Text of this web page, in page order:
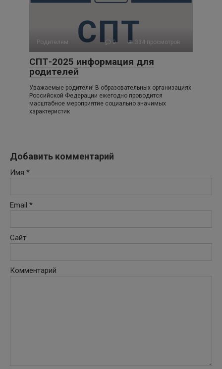
Родителям 0 334 просмотров
СПТ-2025 информация для
родителей
Уважаемые родители! В образовательных организациях
Российской Федерации ежегодно проводится
масштабное мероприятие социально значимых
характеристик
Добавить комментарий
Имя *
Email *
Сайт
Комментарий